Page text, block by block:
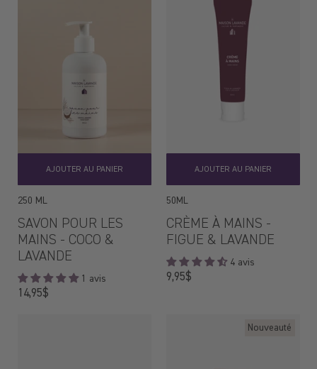
AJOUTER AU PANIER
250 ML
SAVON POUR LES
MAINS - COCO &
LAVANDE
1 avis
14,95$Prix
AJOUTER AU PANIER
50ML
CRÈME À MAINS -
FIGUE & LAVANDE
4 avis
9,95$Prix
Nouveauté